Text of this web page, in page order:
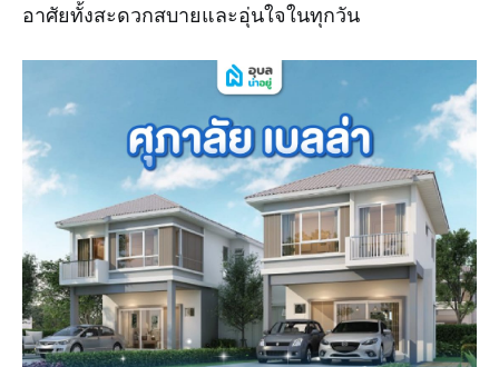
อาศัยทั้งสะดวกสบายและอุ่นใจในทุกวัน